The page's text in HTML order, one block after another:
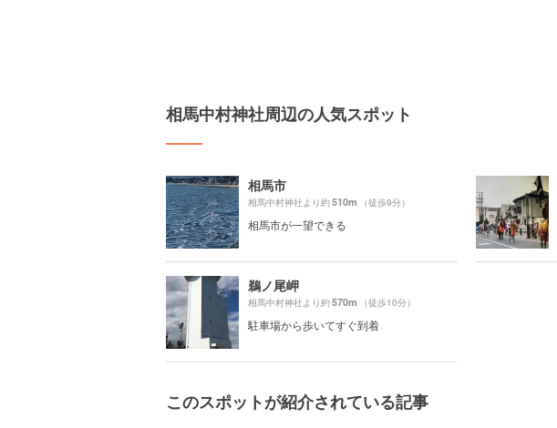
相馬中村神社周辺の人気スポット
相馬市
相馬中村神社より約510m （徒歩9分）
相馬市が一望できる
鵜ノ尾岬
相馬中村神社より約570m （徒歩10分）
駐車場から歩いてすぐ到着
このスポットが紹介されている記事